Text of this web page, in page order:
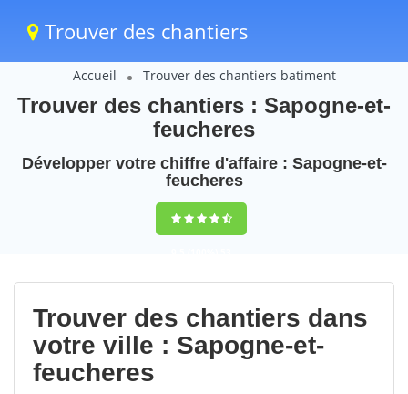
Trouver des chantiers
Accueil Trouver des chantiers batiment
Trouver des chantiers : Sapogne-et-
feucheres
Développer votre chiffre d'affaire : Sapogne-et-
feucheres
9,5(100%)53
votes
Trouver des chantiers dans
votre ville : Sapogne-et-
feucheres